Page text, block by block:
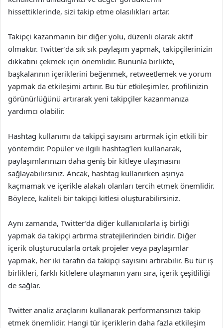
hissettiklerinde, sizi takip etme olasılıkları artar.
Takipçi kazanmanın bir diğer yolu, düzenli olarak aktif
olmaktır. Twitter’da sık sık paylaşım yapmak, takipçilerinizin
dikkatini çekmek için önemlidir. Bununla birlikte,
başkalarının içeriklerini beğenmek, retweetlemek ve yorum
yapmak da etkileşimi artırır. Bu tür etkileşimler, profilinizin
görünürlüğünü artırarak yeni takipçiler kazanmanıza
yardımcı olabilir.
Hashtag kullanımı da takipçi sayısını artırmak için etkili bir
yöntemdir. Popüler ve ilgili hashtag’leri kullanarak,
paylaşımlarınızın daha geniş bir kitleye ulaşmasını
sağlayabilirsiniz. Ancak, hashtag kullanırken aşırıya
kaçmamak ve içerikle alakalı olanları tercih etmek önemlidir.
Böylece, kaliteli bir takipçi kitlesi oluşturabilirsiniz.
Aynı zamanda, Twitter’da diğer kullanıcılarla iş birliği
yapmak da takipçi artırma stratejilerinden biridir. Diğer
içerik oluşturucularla ortak projeler veya paylaşımlar
yapmak, her iki tarafın da takipçi sayısını artırabilir. Bu tür iş
birlikleri, farklı kitlelere ulaşmanın yanı sıra, içerik çeşitliliği
de sağlar.
Twitter analiz araçlarını kullanarak performansınızı takip
etmek önemlidir. Hangi tür içeriklerin daha fazla etkileşim